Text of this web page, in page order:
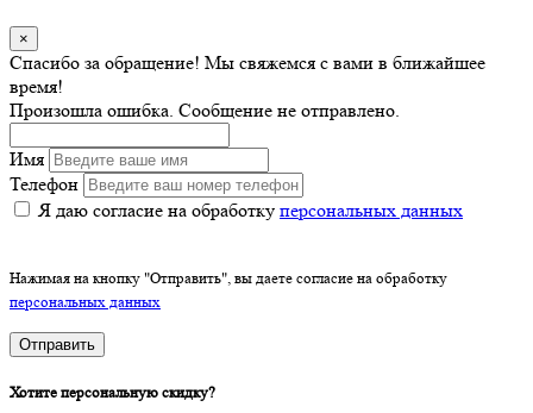
×
Спасибо за обращение! Мы свяжемся с вами в ближайшее
время!
Произошла ошибка. Сообщение не отправлено.
Имя
Телефон
Я даю согласие на обработку персональных данных
Нажимая на кнопку "Отправить", вы даете согласие на обработку
персональных данных
Отправить
Хотите персональную скидку?